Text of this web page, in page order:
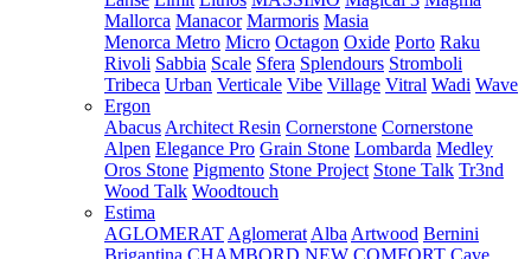
Mallorca Manacor Marmoris Masia
Menorca Metro Micro Octagon Oxide Porto Raku
Rivoli Sabbia Scale Sfera Splendours Stromboli
Tribeca Urban Verticale Vibe Village Vitral Wadi Wave
Ergon
Abacus Architect Resin Cornerstone Cornerstone
Alpen Elegance Pro Grain Stone Lombarda Medley
Oros Stone Pigmento Stone Project Stone Talk Tr3nd
Wood Talk Woodtouch
Estima
AGLOMERAT Aglomerat Alba Artwood Bernini